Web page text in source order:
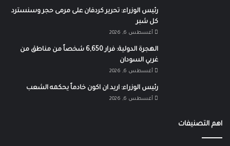
رئيس الوزراء: تحرير كردفان على مرمى حجر وسنسترد
كل شبر
أغسطس 6, 2026
الهجرة الدولية: فرار 6,650 شخصاً من مناطق من
غربي السودان
أغسطس 6, 2026
رئيس الوزراء: اريد ان اكون خادماً يحكمه الشعب
أغسطس 6, 2026
اهم التصنيفات